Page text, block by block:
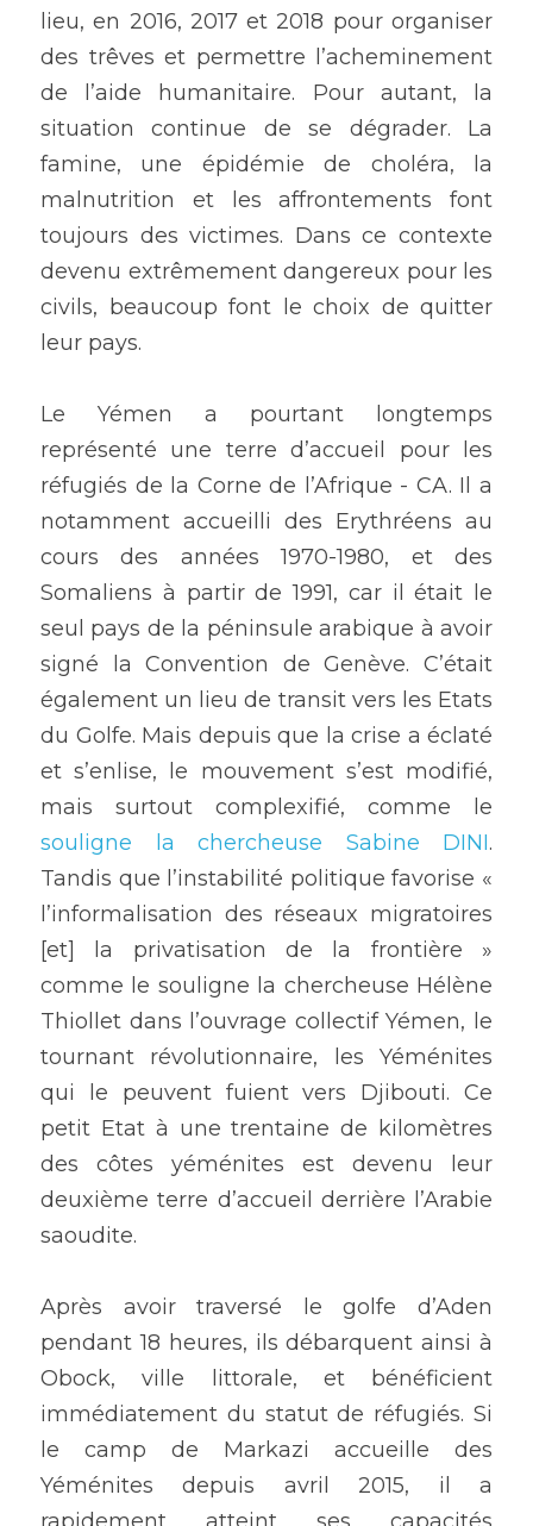
lieu, en 2016, 2017 et 2018 pour organiser
des trêves et permettre l’acheminement
de l’aide humanitaire. Pour autant, la
situation continue de se dégrader. La
famine, une épidémie de choléra, la
malnutrition et les affrontements font
toujours des victimes. Dans ce contexte
devenu extrêmement dangereux pour les
civils, beaucoup font le choix de quitter
leur pays.
Le Yémen a pourtant longtemps
représenté une terre d’accueil pour les
réfugiés de la Corne de l’Afrique - CA. Il a
notamment accueilli des Erythréens au
cours des années 1970-1980, et des
Somaliens à partir de 1991, car il était le
seul pays de la péninsule arabique à avoir
signé la Convention de Genève. C’était
également un lieu de transit vers les Etats
du Golfe. Mais depuis que la crise a éclaté
et s’enlise, le mouvement s’est modifié,
souligne la chercheuse Sabine DINI.
Tandis que l’instabilité politique favorise «
l’informalisation des réseaux migratoires
[et] la privatisation de la frontière »
comme le souligne la chercheuse Hélène
Thiollet dans l’ouvrage collectif Yémen, le
tournant révolutionnaire, les Yéménites
qui le peuvent fuient vers Djibouti. Ce
petit Etat à une trentaine de kilomètres
des côtes yéménites est devenu leur
deuxième terre d’accueil derrière l’Arabie
saoudite.
Après avoir traversé le golfe d’Aden
pendant 18 heures, ils débarquent ainsi à
Obock, ville littorale, et bénéficient
immédiatement du statut de réfugiés. Si
le camp de Markazi accueille des
Yéménites depuis avril 2015, il a